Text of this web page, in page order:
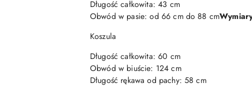
Długość całkowita: 43 cm
Obwód w pasie: od 66 cm do 88 cm
Koszula
Długość całkowita: 60 cm
Obwód w biuście: 124 cm
Długość rękawa od pachy: 58 cm